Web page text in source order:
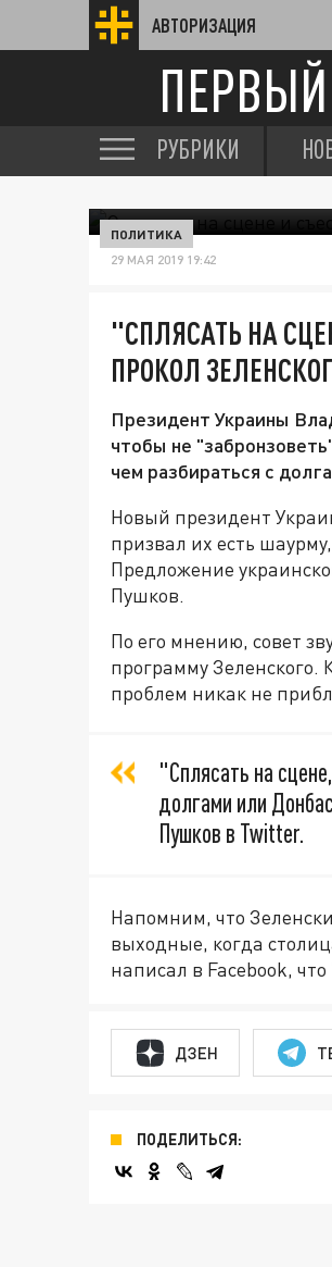
АВТОРИЗАЦИЯ
РУБРИКИ
ПОЛИТИКА
29 МАЯ 2019 19:42
"СПЛЯСАТЬ НА
ПРОКОЛ
Президент Украины
чтобы не
чем разбираться с
Новый президент
призвал их есть
Предложение
Пушков.
По его мнению, совет
программу
проблем никак не
"Сплясать на
долгами или
Пушков в Twitter.
Напомним, что
выходные, когда
написал в Facebook,
ДЗЕН
ПОДЕЛИТЬСЯ: